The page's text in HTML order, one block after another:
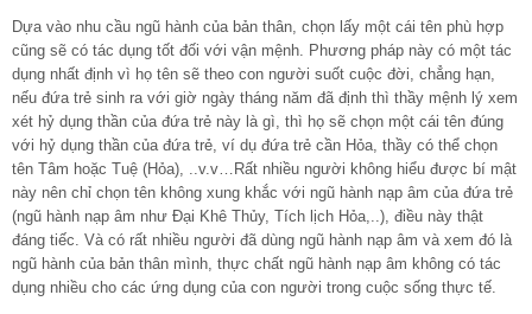
Dựa vào nhu cầu ngũ hành của bản thân, chọn lấy một cái tên phù hợp
cũng sẽ có tác dụng tốt đối với vận mệnh. Phương pháp này có một tác
dụng nhất định vì họ tên sẽ theo con người suốt cuộc đời, chẳng hạn,
nếu đứa trẻ sinh ra với giờ ngày tháng năm đã định thì thầy mệnh lý xem
xét hỷ dụng thần của đứa trẻ này là gì, thì họ sẽ chọn một cái tên đúng
với hỷ dụng thần của đứa trẻ, ví dụ đứa trẻ cần Hỏa, thầy có thể chọn
tên Tâm hoặc Tuệ (Hỏa), ..v.v…Rất nhiều người không hiểu được bí mật
này nên chỉ chọn tên không xung khắc với ngũ hành nạp âm của đứa trẻ
(ngũ hành nạp âm như Đại Khê Thủy, Tích lịch Hỏa,..), điều này thật
đáng tiếc. Và có rất nhiều người đã dùng ngũ hành nạp âm và xem đó là
ngũ hành của bản thân mình, thực chất ngũ hành nạp âm không có tác
dụng nhiều cho các ứng dụng của con người trong cuộc sống thực tế.